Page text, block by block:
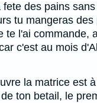
fete des pains
tu mangeras des
te l'ai commande,
c'est au mois
la matrice est
ton betail, le